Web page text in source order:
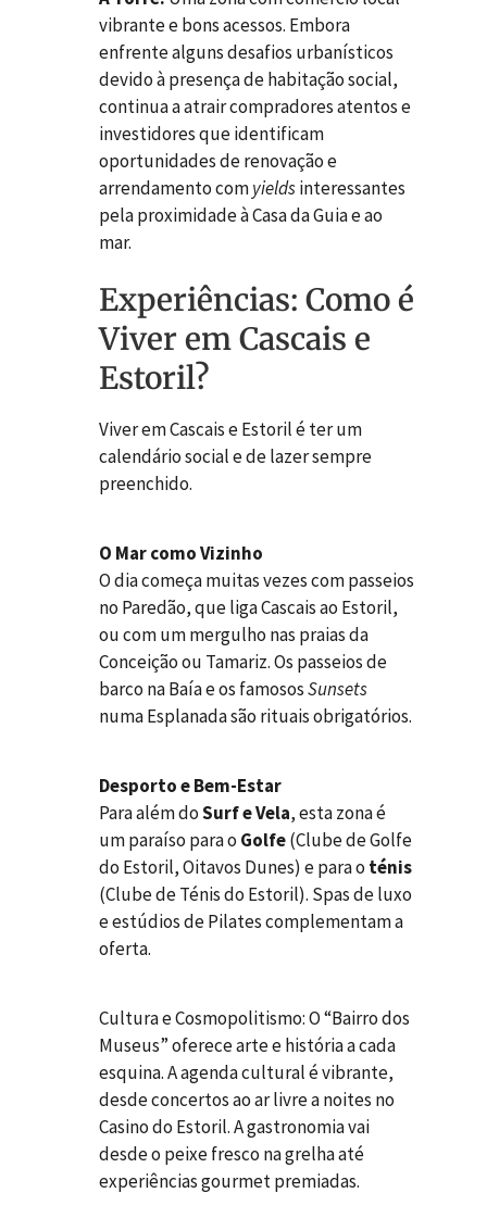
vibrante e bons acessos. Embora
enfrente alguns desafios urbanísticos
devido à presença de habitação social,
continua a atrair compradores atentos e
investidores que identificam
oportunidades de renovação e
arrendamento comyieldsinteressantes
pela proximidade à Casa da Guia e ao
mar.
Experiências: Como é
Viver em Cascais e
Estoril?
Viver em Cascais e Estoril é ter um
calendário social e de lazer sempre
preenchido.
O Mar como Vizinho
O dia começa muitas vezes com passeios
no Paredão, que liga Cascais ao Estoril,
ou com um mergulho nas praias da
Conceição ou Tamariz. Os passeios de
barco na Baía e os famososSunsets
numa Esplanada são rituais obrigatórios.
Desporto e Bem-Estar
Para além doSurf e Vela, esta zona é
um paraíso para o Golfe(Clube de Golfe
do Estoril, Oitavos Dunes) e para o ténis
(Clube de Ténis do Estoril). Spas de luxo
e estúdios de Pilates complementam a
oferta.
Cultura e Cosmopolitismo: O “Bairro dos
Museus” oferece arte e história a cada
esquina. A agenda cultural é vibrante,
desde concertos ao ar livre a noites no
Casino do Estoril. A gastronomia vai
desde o peixe fresco na grelha até
experiências gourmet premiadas.